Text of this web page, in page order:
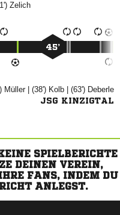

45’
| (38')  | (63') 
JSG KINZIGTAL
SPIELBERICHTE
DEINEN VEREIN,
FANS, INDEM DU
ANLEGST.